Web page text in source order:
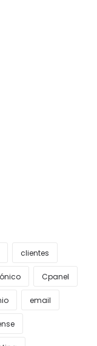
clientes
Cpanel
email